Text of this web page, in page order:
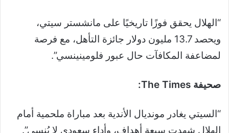
“الهلال يحقق فوزًا تاريخيًا على مانشستر سيتي،
ويحصد 13.7 مليون دولار جائزة التأهل، مع فرصة
لمضاعفة المكافآت حال عبور فلومينينسي”.
صحيفة The Times:
“السيتي يغادر مونديال الأندية بعد مباراة ملحمية أمام
الهلال شهدت سبعة أهداف، وأداء سعودي لا يُنسى”.